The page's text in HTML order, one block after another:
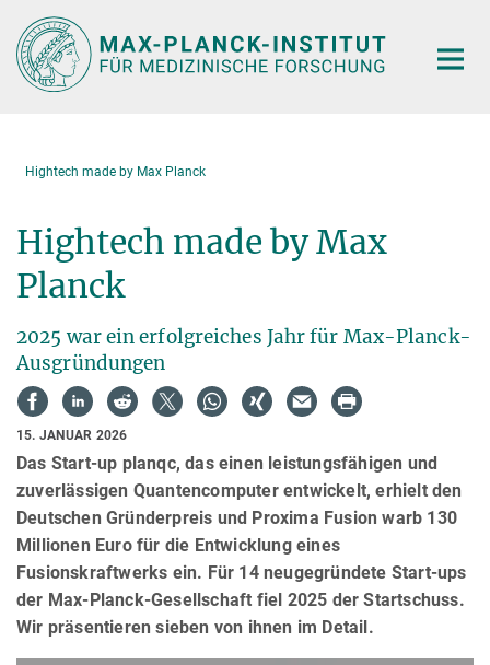
Hauptinhalt
Hightech made by Max Planck
Hightech made by Max
Planck
2025 war ein erfolgreiches Jahr für Max-Planck-
Ausgründungen
15. JANUAR 2026
Das Start-up planqc, das einen leistungsfähigen und
zuverlässigen Quantencomputer entwickelt, erhielt den
Deutschen Gründerpreis und Proxima Fusion warb 130
Millionen Euro für die Entwicklung eines
Fusionskraftwerks ein. Für 14 neugegründete Start-ups
der Max-Planck-Gesellschaft fiel 2025 der Startschuss.
Wir präsentieren sieben von ihnen im Detail.